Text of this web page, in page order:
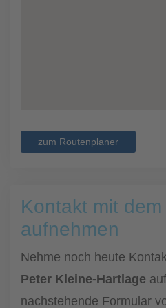
zum Routenplaner
Kontakt mit
aufnehmen
Nehme noch heute
Peter Kleine-Hartlage
nachstehende Formular